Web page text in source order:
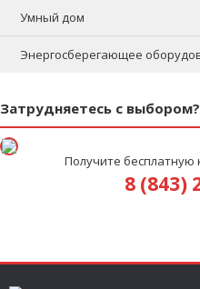
Умный дом
Энергосберегающее
Затрудняетесь с выбором?
Получите бесплатную
8 (843)